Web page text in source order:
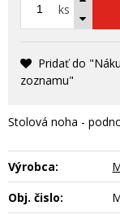
ks
Pridať do
zoznamu"
Stolová noha -
Výrobca:
Obj. čislo: